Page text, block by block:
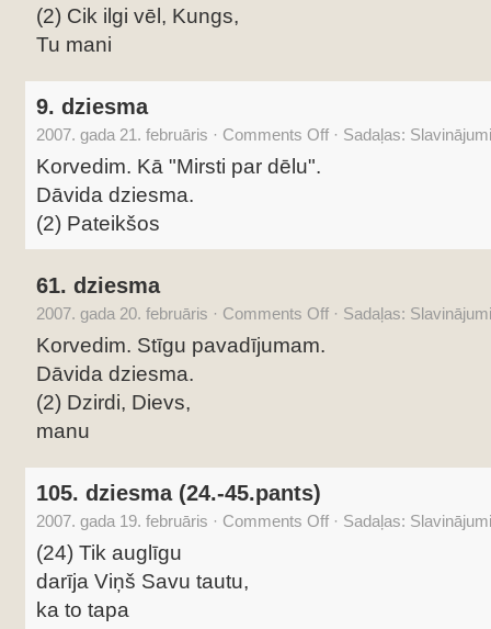
(2) Cik ilgi vēl, Kungs,
Tu mani
9. dziesma
2007. gada 21. februāris · Comments Off · Sadaļas:
Korvedim. Kā "Mirsti par dēlu".
Dāvida dziesma.
(2) Pateikšos
61. dziesma
2007. gada 20. februāris · Comments Off · Sadaļas:
Korvedim. Stīgu pavadījumam.
Dāvida dziesma.
(2) Dzirdi, Dievs,
manu
105. dziesma (24.-45.pants)
2007. gada 19. februāris · Comments Off · Sadaļas:
(24) Tik auglīgu
darīja Viņš Savu tautu,
ka to tapa